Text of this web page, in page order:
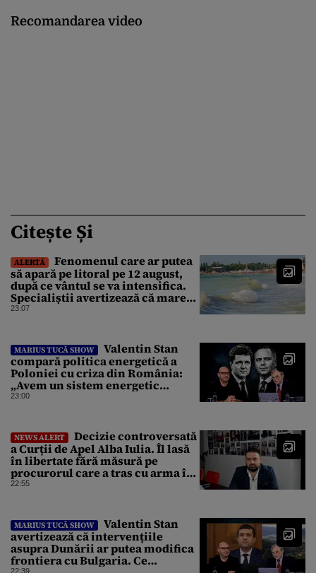
Recomandarea video
Citește Și
ALERTĂ
Fenomenul care ar putea
să apară pe litoral pe 12 august,
după ce vântul se va intensifica.
Specialiștii avertizează că marea
va fi agitată
23:07
MARIUS TUCĂ SHOW
Valentin Stan
compară politica energetică a
Poloniei cu criza din România:
„Avem un sistem energetic
confecționat într-o piață mafiotă”
23:00
NEWS ALERT
Decizie controversată
a Curții de Apel Alba Iulia. Îl lasă
în libertate fără măsură pe
procurorul care a tras cu arma în
fuga sa de poliție
22:55
MARIUS TUCĂ SHOW
Valentin Stan
avertizează că intervențiile
asupra Dunării ar putea modifica
frontiera cu Bulgaria. Ce
22:39